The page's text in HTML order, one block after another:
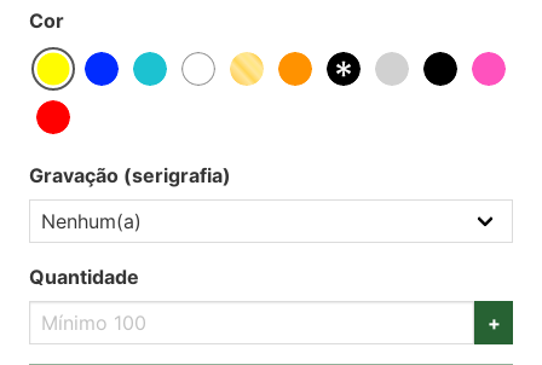
Cor
Gravação (serigrafia)
Quantidade
+